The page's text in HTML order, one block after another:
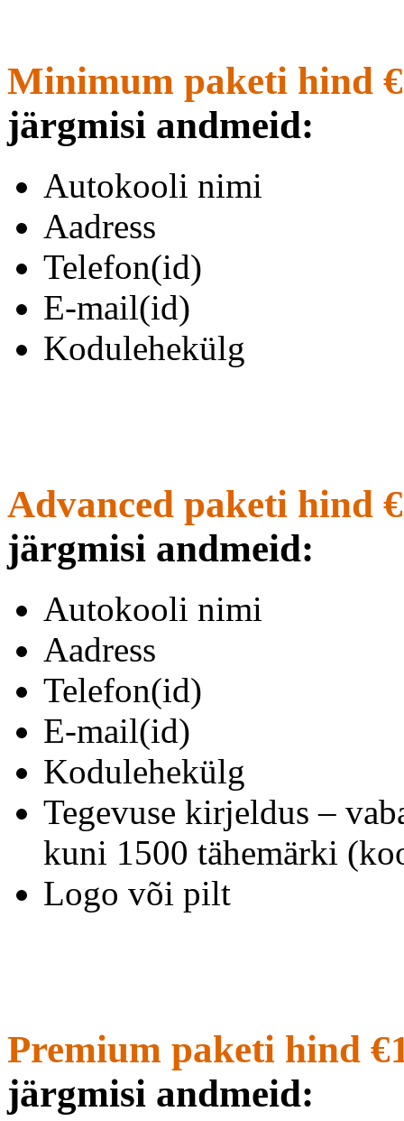
Minimum paketi hind
järgmisi andmeid:
Autokooli nimi
Aadress
Telefon(id)
E-mail(id)
Kodulehekülg
Advanced paketi hind
järgmisi andmeid:
Autokooli nimi
Aadress
Telefon(id)
E-mail(id)
Kodulehekülg
Tegevuse kirjeldus –
kuni 1500 tähemärki
Logo või pilt
Premium paketi hind
järgmisi andmeid: